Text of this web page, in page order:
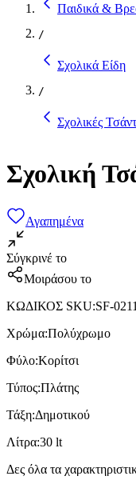
Παιδικά &
/
Σχολικά Είδη
/
Σχολικές
Σχολική
Αγαπημένα
Σύγκρινέ το
Μοιράσου το
ΚΩΔΙΚΟΣ SKU:SF-
Χρώμα:Πολύχρωμο
Φύλο:Κορίτσι
Τύπος:Πλάτης
Τάξη:Δημοτικού
Λίτρα:30 lt
Δες όλα τα